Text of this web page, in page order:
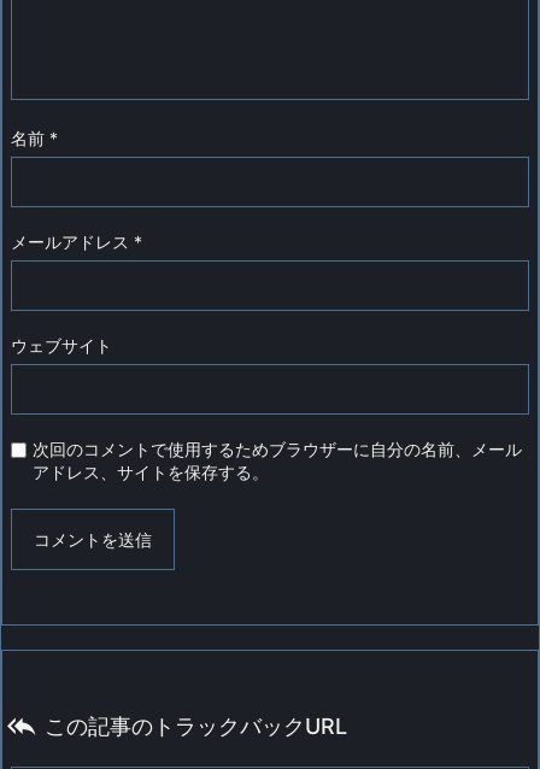
名前 *
メールアドレス *
ウェブサイト
次回のコメントで使用するためブラウザーに自分の名前、メール
アドレス、サイトを保存する。
 この記事のトラックバックURL